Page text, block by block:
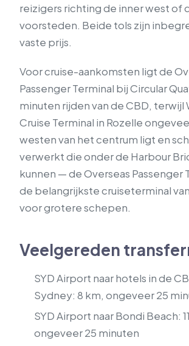
reizigers richting de inner west of
voorsteden. Beide tols zijn
vaste prijs.
Voor cruise-aankomsten ligt de
Passenger Terminal bij Circular
minuten rijden van de CBD, terwijl
Cruise Terminal in Rozelle
westen van het centrum ligt en
verwerkt die onder de Harbour
kunnen — de Overseas Passenger
de belangrijkste cruiseterminal
voor grotere schepen.
Veelgereden
SYD Airport naar hotels in de
Sydney: 8 km, ongeveer 25
SYD Airport naar Bondi Beach:
ongeveer 25 minuten